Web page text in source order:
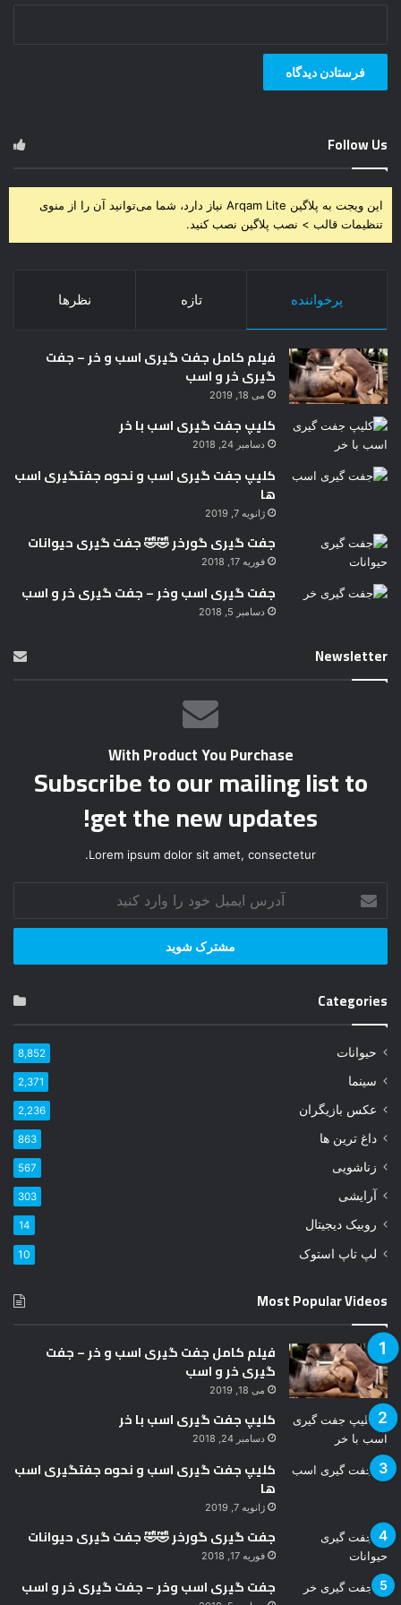
Follow Us
این ویجت به پلاگین Arqam Lite نیاز دارد، شما می‌توانید آن را از منوی
تنظیمات قالب > نصب پلاگین نصب کنید.
پرخواننده تازه نظرها
فیلم کامل جفت گیری اسب و خر – جفت
گیری خر و اسب
می 18, 2019
کلیپ جفت گیری اسب با خر
دسامبر 24, 2018
کلیپ جفت گیری اسب و نحوه جفتگیری اسب
ها
ژانویه 7, 2019
جفت گیری گورخر 🤣🤣 جفت گیری حیوانات
فوریه 17, 2018
جفت گیری اسب وخر – جفت گیری خر و اسب
دسامبر 5, 2018
Newsletter
With Product You Purchase
Subscribe to our mailing list to
get the new updates!
Lorem ipsum dolor sit amet, consectetur.
ر
ا
م
ی
خ
و
ر
ا
ا
ر
ک
ن
Categories
حیوانات 8,852
سینما 2,371
عکس بازیگران 2,236
داغ ترین ها 863
زناشویی 567
آرایشی 303
روبیک دیجیتال 14
لپ تاپ استوک 10
Most Popular Videos
فیلم کامل جفت گیری اسب و خر – جفت
گیری خر و اسب
می 18, 2019
کلیپ جفت گیری اسب با خر
دسامبر 24, 2018
کلیپ جفت گیری اسب و نحوه جفتگیری اسب
ها
ژانویه 7, 2019
جفت گیری گورخر 🤣🤣 جفت گیری حیوانات
فوریه 17, 2018
جفت گیری اسب وخر – جفت گیری خر و اسب